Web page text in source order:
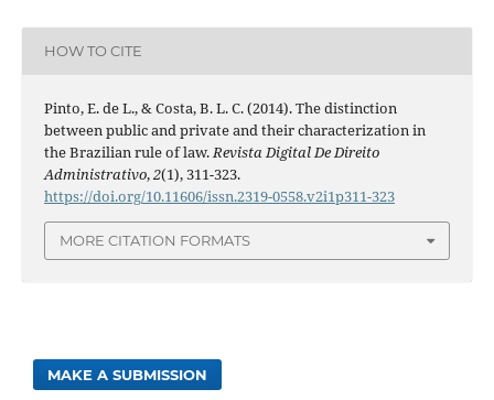
HOW TO CITE
Pinto, E. de L., & Costa, B. L. C. (2014). The distinction
between public and private and their characterization in
the Brazilian rule of law.Revista Digital De Direito
Administrativo,2(1), 311-323.
https://doi.org/10.11606/issn.2319-0558.v2i1p311-323
MORE CITATION FORMATS
MAKE A SUBMISSION